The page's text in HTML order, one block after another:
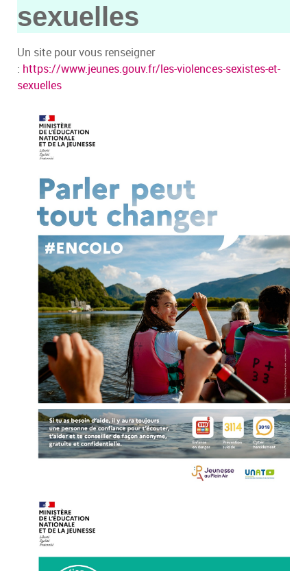
sexuelles
Un site pour vous renseigner
: https://www.jeunes.gouv.fr/les-violences-sexistes-et-
sexuelles